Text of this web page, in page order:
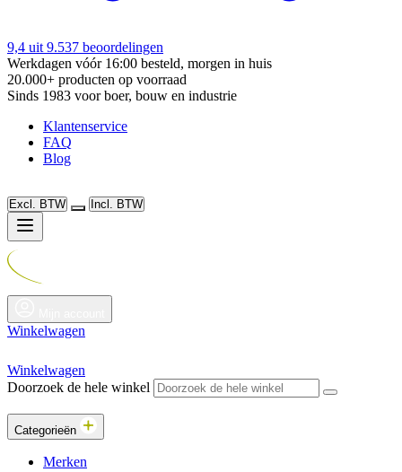
9,4 uit 9.537 beoordelingen
Werkdagen vóór 16:00 besteld, morgen in huis
20.000+ producten op voorraad
Sinds 1983 voor boer, bouw en industrie
Klantenservice
FAQ
Blog
Excl. BTW Incl. BTW
Winkelwagen
Winkelwagen
Doorzoek de hele winkel
Categorieën
Merken